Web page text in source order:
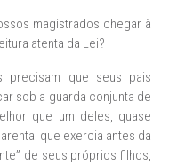
magistrados chegar à
atenta da Lei?
precisam que seus pais
sob a guarda conjunta de
que um deles, quase
que exercia antes da
de seus próprios filhos,